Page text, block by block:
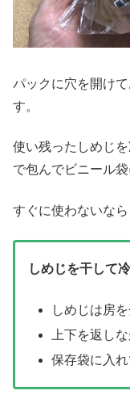
パックに穴を開け
す。
使い残ったしめじ
で包んでビニール
すぐに使わないな
しめじを干して
しめじは房
上下を返し
保存袋に入